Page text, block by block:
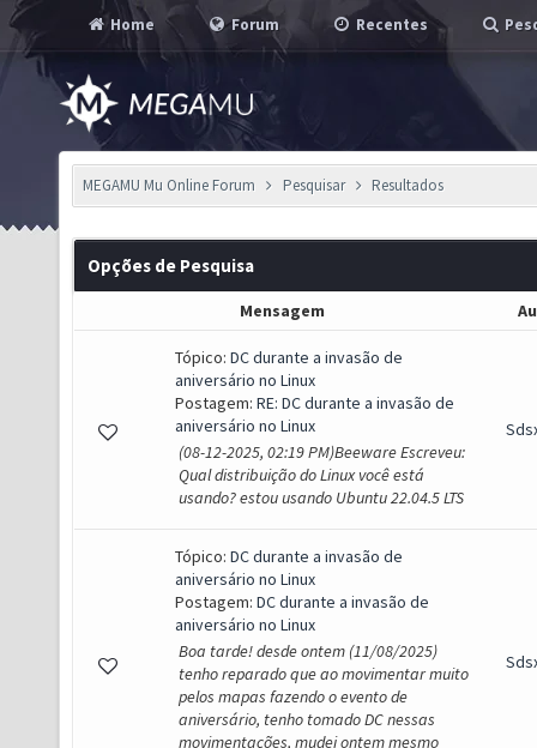
Home Forum Recentes
MEGAMU Mu Online Forum Pesquisar Resultados
Opções de Pesquisa
Mensagem
Tópico: DC durante a invasão de
aniversário no Linux
Postagem: RE: DC durante a invasão de
aniversário no Linux
(08-12-2025, 02:19 PM)Beeware Escreveu:
Qual distribuição do Linux você está
usando? estou usando Ubuntu 22.04.5 LTS
Tópico: DC durante a invasão de
aniversário no Linux
Postagem: DC durante a invasão de
aniversário no Linux
Boa tarde! desde ontem (11/08/2025)
tenho reparado que ao movimentar muito
pelos mapas fazendo o evento de
aniversário, tenho tomado DC nessas
movimentações, mudei ontem mesmo